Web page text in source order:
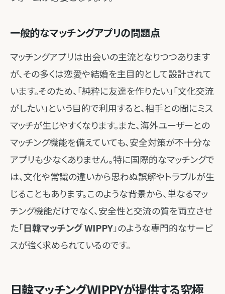
一般的なマッチングアプリの問題点
マッチングアプリは出会いの主流となりつつあります
が、その多くは恋愛や結婚を主目的として設計されて
います。そのため、「純粋に友達を作りたい」「文化交流
がしたい」という目的で利用すると、相手との間にミス
マッチが生じやすくなります。また、海外ユーザーとの
マッチング機能を備えていても、安全対策が不十分な
アプリも少なくありません。特に国際的なマッチングで
は、文化や常識の違いから思わぬ誤解やトラブルが生
じることもあります。このような背景から、単なるマッ
チング機能だけでなく、安全性と交流の質を両立させ
た「日韓マッチング WIPPY」のような専門的なサービ
スが強く求められているのです。
日韓マッチングWIPPYが提供する究極